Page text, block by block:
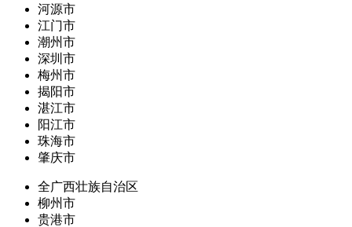
河源市
江门市
潮州市
深圳市
梅州市
揭阳市
湛江市
阳江市
珠海市
肇庆市
全广西壮族自治区
柳州市
贵港市